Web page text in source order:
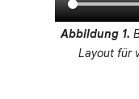
Abbildung 1.
Layout für